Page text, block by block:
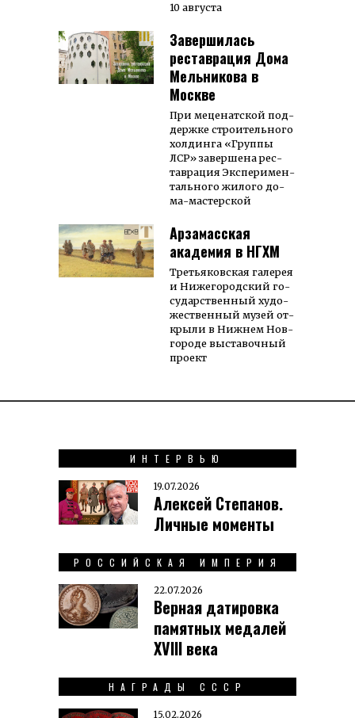
10 августа
Завершилась
реставрация Дома
Мельникова в
Москве
При ме­це­нат­ской под­
держ­ке строи­тель­ного
хол­динга «Груп­пы
ЛСР» за­вер­ше­на рес­
тав­ра­ция Экс­пе­ри­мен­
таль­ного жи­ло­го до­
ма-мас­тер­ской
Арзамасская
академия в НГХМ
Третья­ков­ская га­ле­рея
и Ниже­го­род­ский го­
су­дар­ствен­ный ху­до­
же­ст­вен­ный му­зей от­
кры­ли в Нижнем Нов­
го­ро­де вы­ста­воч­ный
проект
ИНТЕРВЬЮ
19.07.2026
Алексей Степанов.
Личные моменты
РОССИЙСКАЯ ИМПЕРИЯ
22.07.2026
Верная датировка
памятных медалей
XVIII века
НАГРАДЫ СССР
15.02.2026